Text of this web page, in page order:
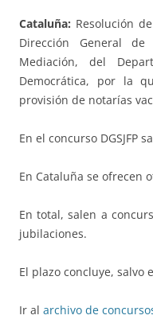
Cataluña: Resolución
Dirección General de
Mediación, del
Democrática, por la
provisión de notarías
En el concurso DGSJFP
En Cataluña se ofrecen
En total, salen a
jubilaciones.
El plazo concluye, salvo
Ir al archivo de